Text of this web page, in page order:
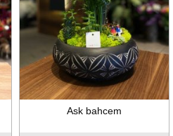
Ask bahcem